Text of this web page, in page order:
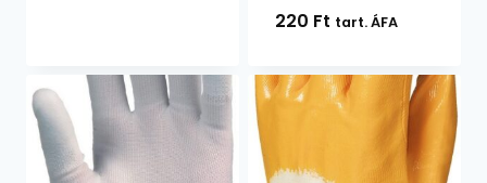
220 Ft tart. ÁFA